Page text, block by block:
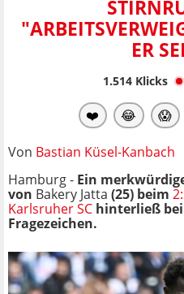
ER
1.514Klicks
❤️ 😂 😱
Von Bastian Küsel-Kanbach
Hamburg - Ein
von Bakery Jatta (25) beim
Karlsruher SC hinterließ bei
Fragezeichen.